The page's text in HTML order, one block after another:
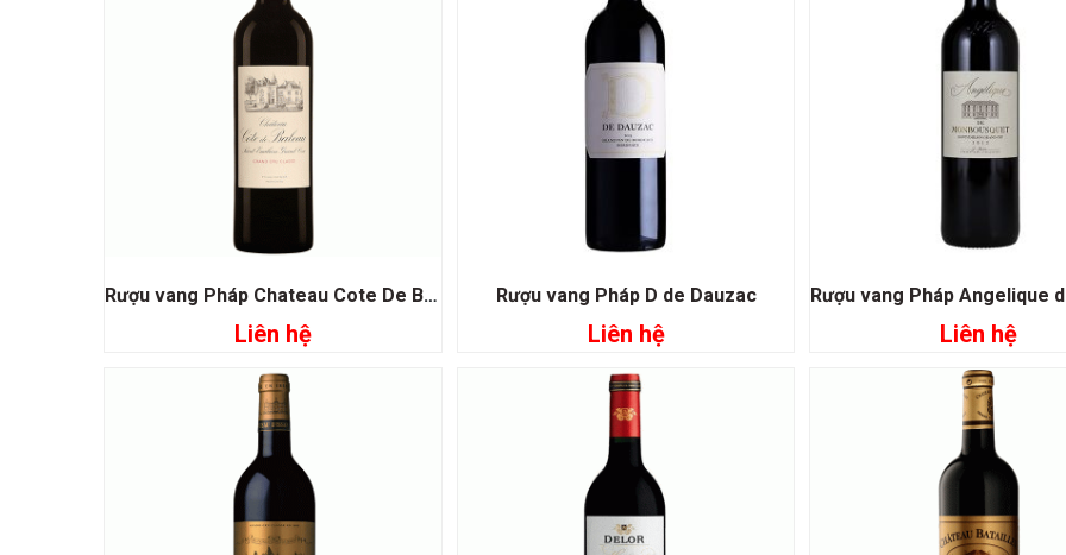
Đọc tiếp
Rượu vang Pháp Chateau Cote De Baleau
Liên hệ
Đọc tiếp
Rượu vang Pháp D de Dauzac
Liên hệ
Đọc tiếp
Liên hệ